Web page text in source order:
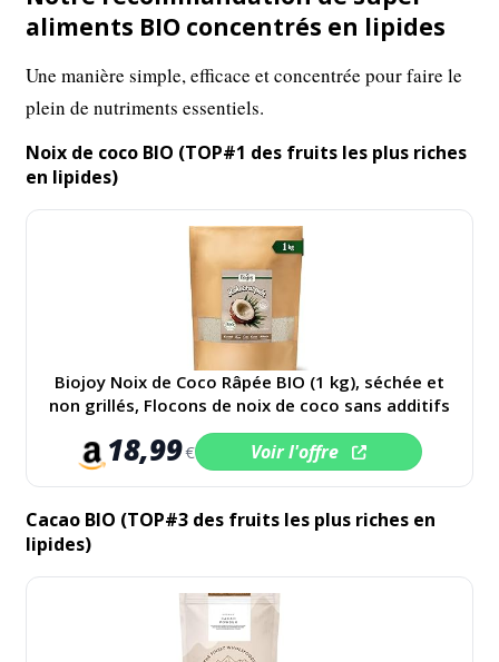
aliments BIO concentrés en lipides
Une manière simple, efficace et concentrée pour faire le
plein de nutriments essentiels.
Noix de coco BIO (TOP#1 des fruits les plus riches
en lipides)
Biojoy Noix de Coco Râpée BIO (1 kg), séchée et
non grillés, Flocons de noix de coco sans additifs
18,99€ Voir l'offre
Cacao BIO (TOP#3 des fruits les plus riches en
lipides)